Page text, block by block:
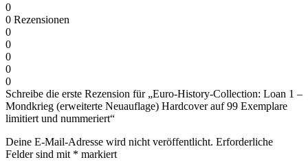
0
0 Rezensionen
0
0
0
0
0
Schreibe die erste Rezension für „Euro-History-Collection: Loan 1 –
Mondkrieg (erweiterte Neuauflage) Hardcover auf 99 Exemplare
limitiert und nummeriert“
Deine E-Mail-Adresse wird nicht veröffentlicht. Erforderliche
Felder sind mit * markiert